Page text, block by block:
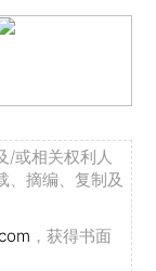
/或相关权利人
、摘编、复制及
，获得书面